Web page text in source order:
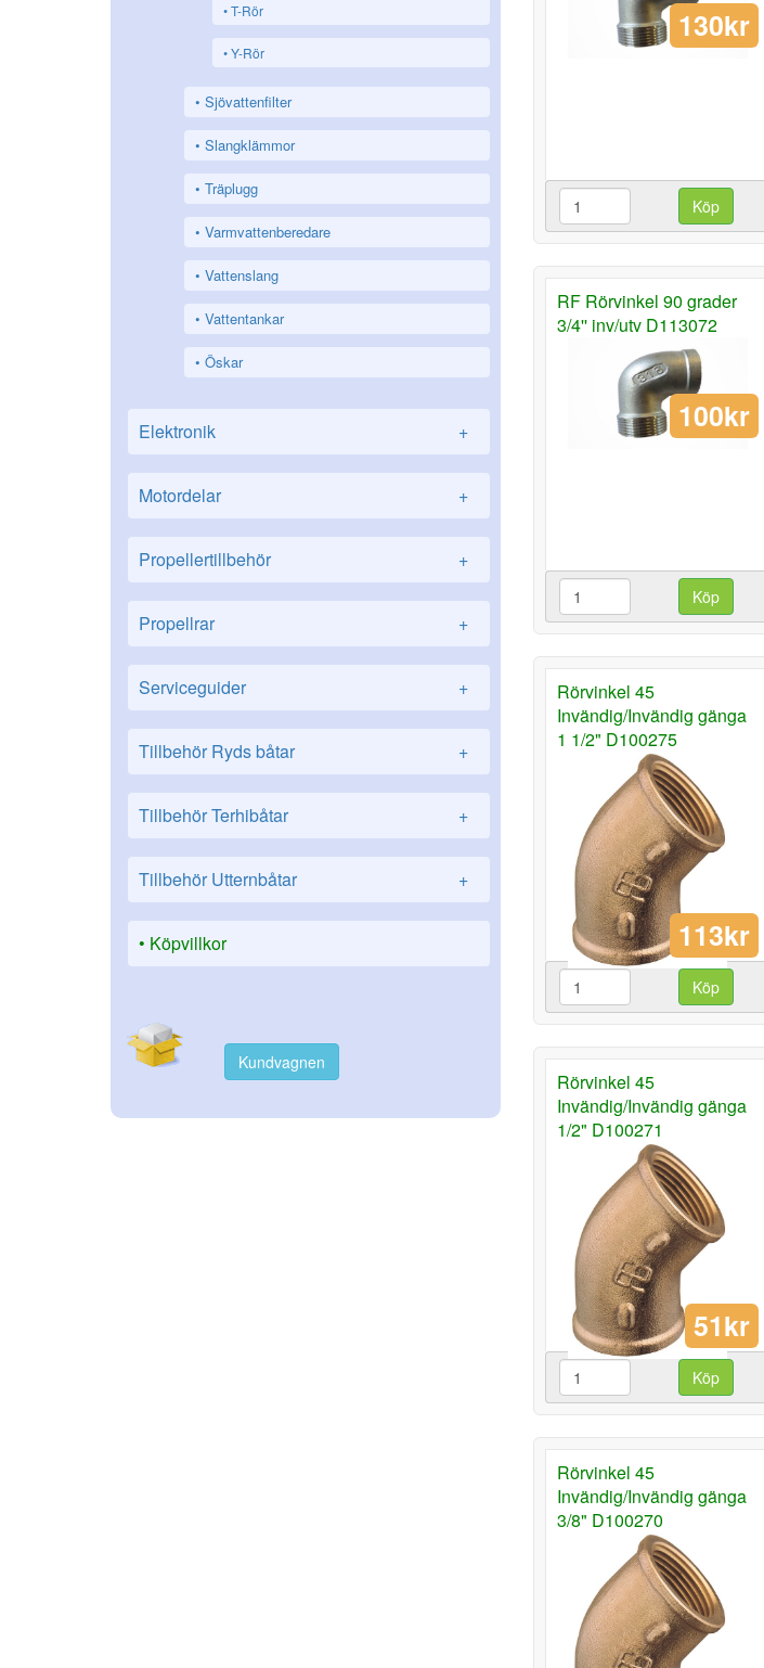
T-Rör
Y-Rör
Sjövattenfilter
Slangklämmor
Träplugg
Varmvattenberedare
Vattenslang
Vattentankar
Öskar
Elektronik +
Motordelar +
Propellertillbehör +
Propellrar +
Serviceguider +
Tillbehör Ryds båtar +
Tillbehör Terhibåtar +
Tillbehör Utternbåtar +
Köpvillkor
Kundvagnen
130kr
Köp
RF Rörvinkel 90 grader
3/4'' inv/utv D113072
100kr
Köp
Rörvinkel 45
Invändig/Invändig gänga
1 1/2" D100275
113kr
Köp
Rörvinkel 45
Invändig/Invändig gänga
1/2" D100271
51kr
Köp
Rörvinkel 45
Invändig/Invändig gänga
3/8" D100270